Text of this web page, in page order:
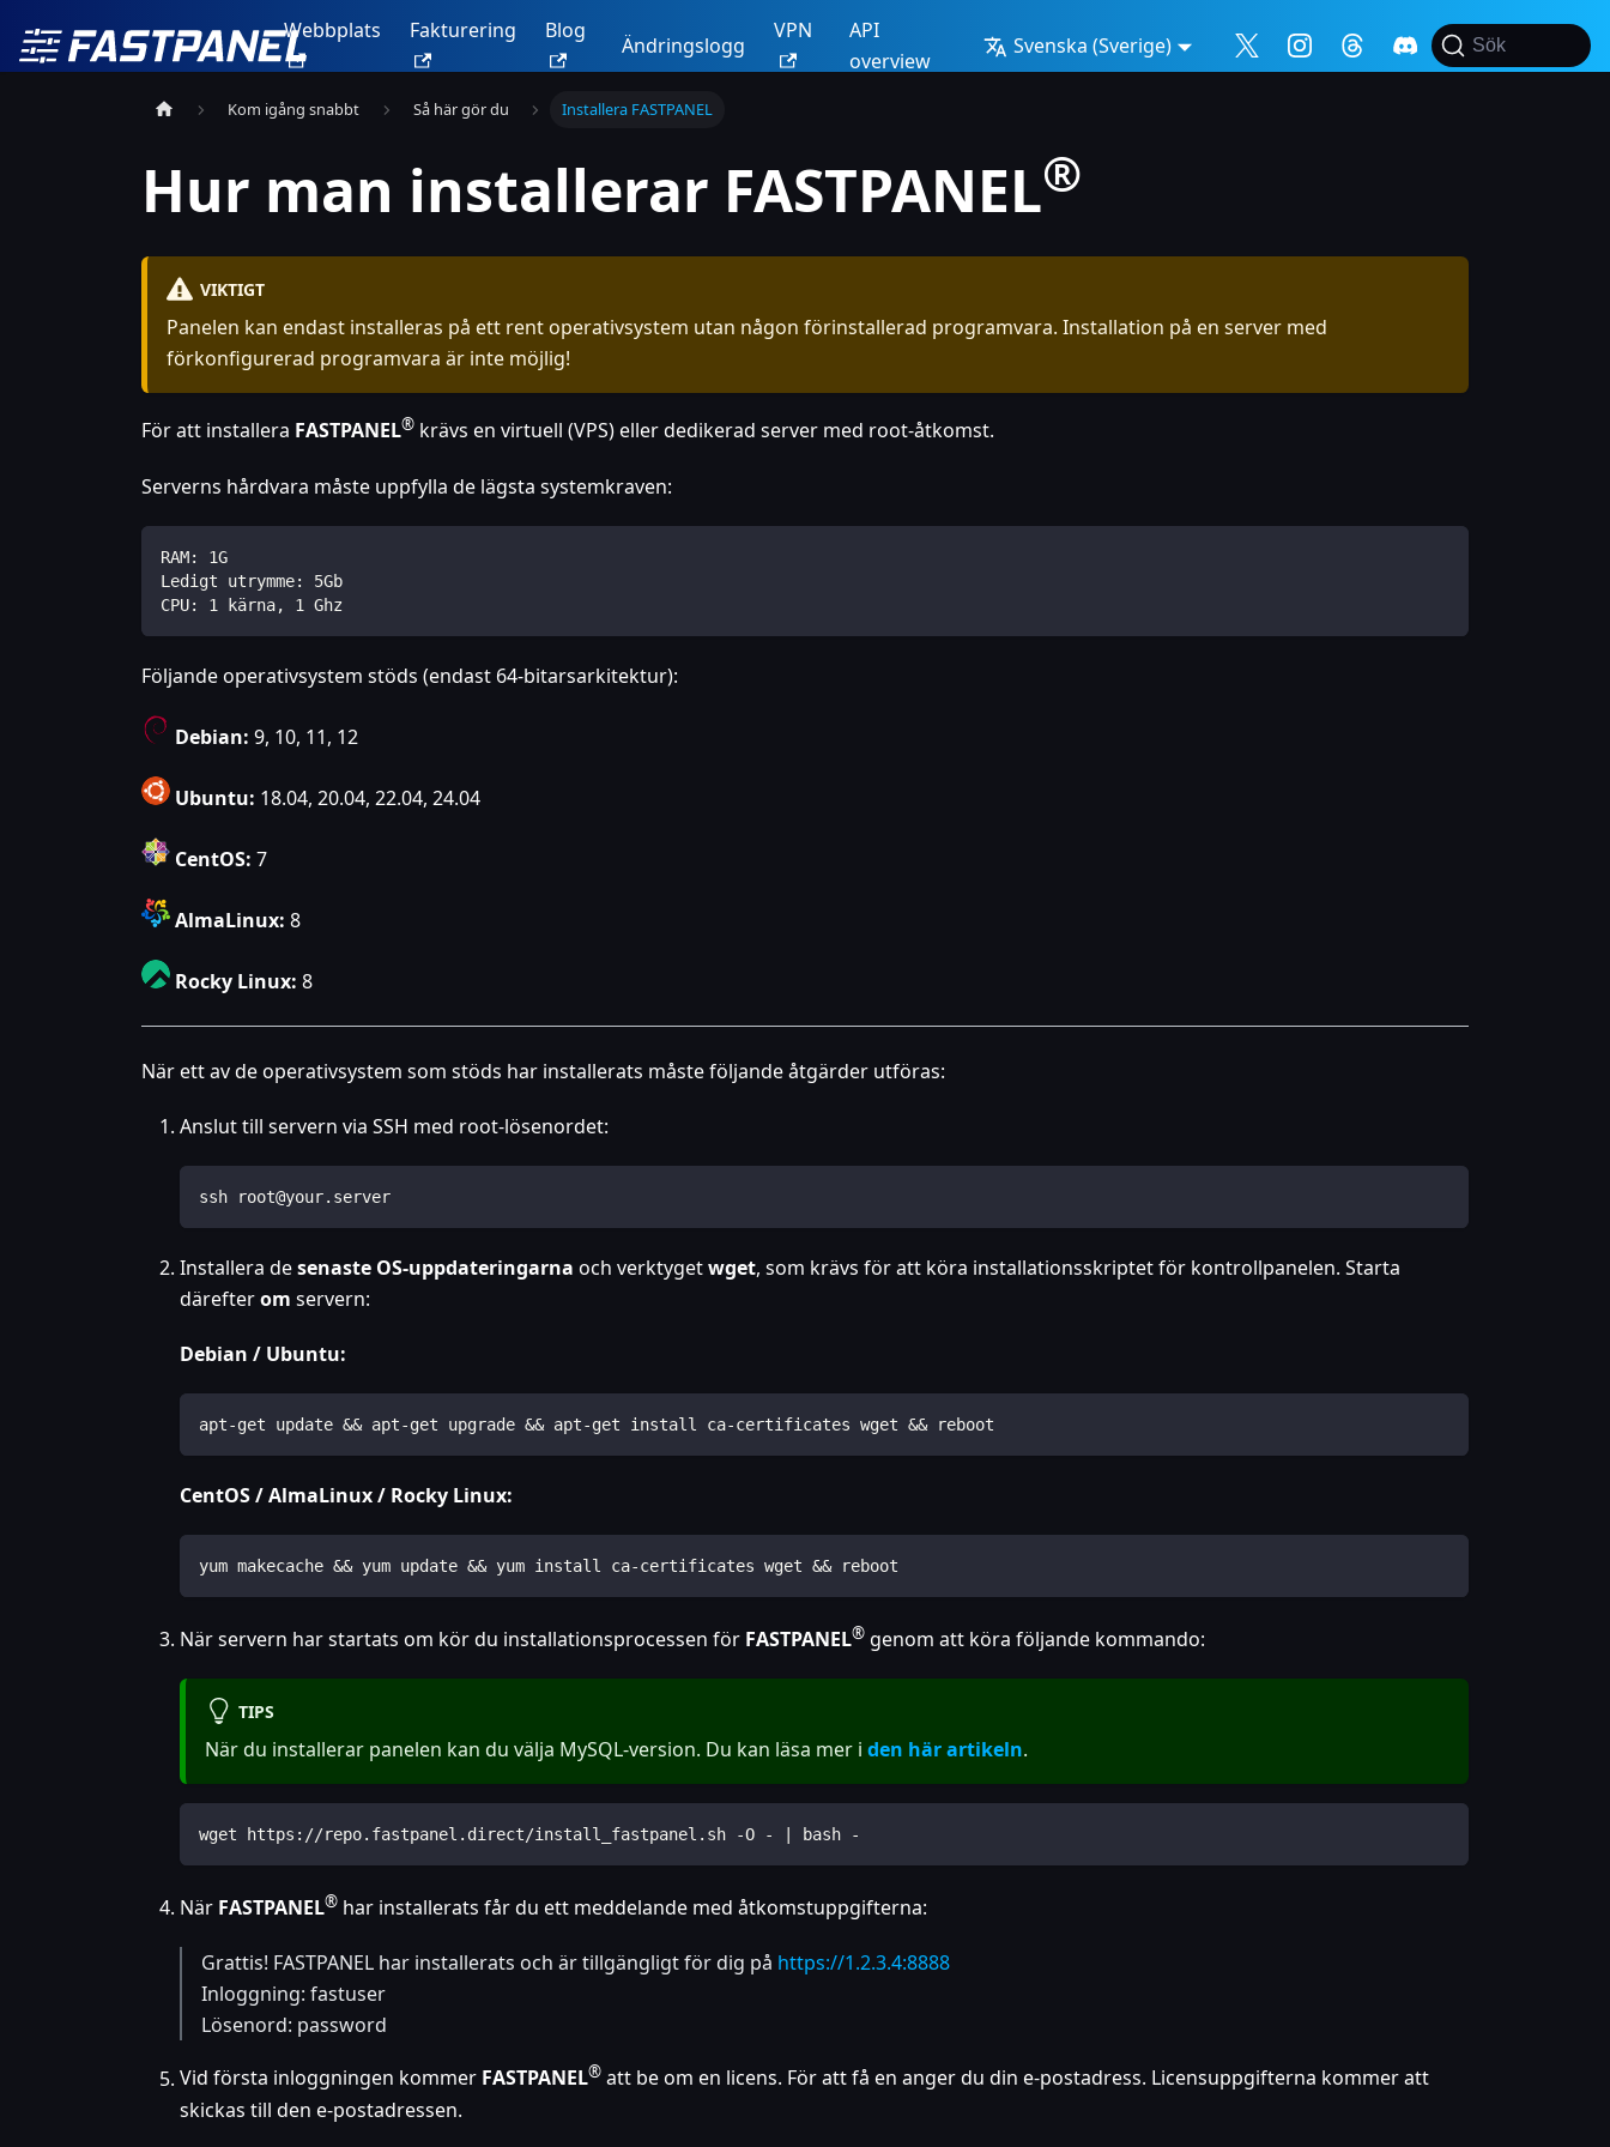
Webbplats Fakturering Blog
Ändringslogg
VPN
API
overview
Svenska (Sverige) Sök
Kom igång snabbt Så här gör du Installera FASTPANEL
Hur man installerar FASTPANEL®
VIKTIGT
Panelen kan endast installeras på ett rent operativsystem utan någon förinstallerad programvara. Installation på en server med
förkonfigurerad programvara är inte möjlig!
För att installera FASTPANEL® krävs en virtuell (VPS) eller dedikerad server med root-åtkomst.
Serverns hårdvara måste uppfylla de lägsta systemkraven:
RAM: 1G
Ledigt utrymme: 5Gb
CPU: 1 kärna, 1 Ghz
Följande operativsystem stöds (endast 64-bitarsarkitektur):
Debian: 9, 10, 11, 12
Ubuntu: 18.04, 20.04, 22.04, 24.04
CentOS: 7
AlmaLinux: 8
Rocky Linux: 8
När ett av de operativsystem som stöds har installerats måste följande åtgärder utföras:
Anslut till servern via SSH med root-lösenordet:
ssh root@your.server
Installera desenaste OS-uppdateringarna och verktygetwget, som krävs för att köra installationsskriptet för kontrollpanelen. Starta
därefterom servern:
Debian / Ubuntu:
apt-get update && apt-get upgrade && apt-get install ca-certificates wget && reboot
CentOS / AlmaLinux / Rocky Linux:
yum makecache && yum update && yum install ca-certificates wget && reboot
När servern har startats om kör du installationsprocessen för FASTPANEL® genom att köra följande kommando:
TIPS
När du installerar panelen kan du välja MySQL-version. Du kan läsa mer i den här artikeln.
wget https://repo.fastpanel.direct/install_fastpanel.sh -O - | bash -
När FASTPANEL® har installerats får du ett meddelande med åtkomstuppgifterna:
Grattis! FASTPANEL har installerats och är tillgängligt för dig på https://1.2.3.4:8888
Inloggning: fastuser
Lösenord: password
Vid första inloggningen kommer FASTPANEL® att be om en licens. För att få en anger du din e-postadress. Licensuppgifterna kommer att
skickas till den e-postadressen.